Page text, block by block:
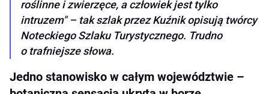
roślinne i zwierzęce, a człowiek jest tylko
intruzem" – tak szlak przez Kuźnik opisują twórcy
Noteckiego Szlaku Turystycznego. Trudno
o trafniejsze słowa.
Jedno stanowisko w całym województwie –